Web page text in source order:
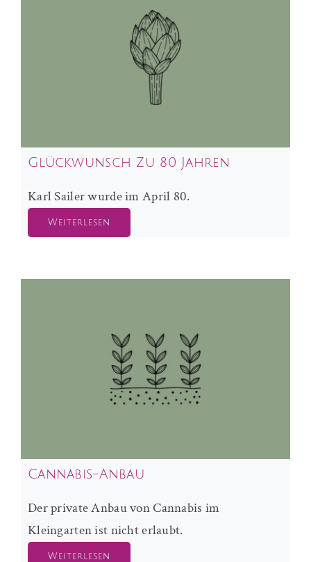
Glückwunsch Zu 80 Jahren
Karl Sailer wurde im April 80.
Weiterlesen
Cannabis-Anbau
Der private Anbau von Cannabis im
Kleingarten ist nicht erlaubt.
Weiterlesen